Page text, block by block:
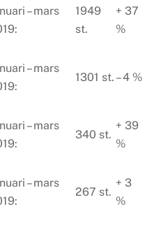
– mars
1949
st.
+ 37
%
– mars
1301 st. – 4 %
– mars
340 st.
+ 39
%
– mars
267 st.
+ 3
%